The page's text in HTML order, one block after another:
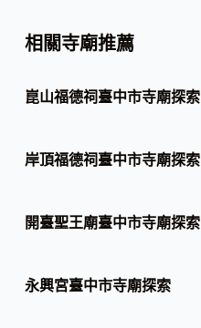
相關寺廟推薦
崑山福德祠臺中市寺廟探索
岸頂福德祠臺中市寺廟探索
開臺聖王廟臺中市寺廟探索
永興宮臺中市寺廟探索